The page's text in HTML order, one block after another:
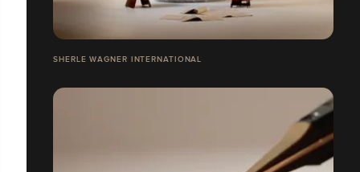
SHERLE WAGNER INTERNATIONAL